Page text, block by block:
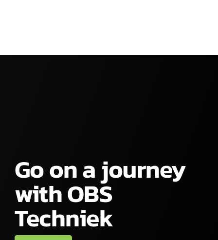
Go on a journey
with OBS
Techniek